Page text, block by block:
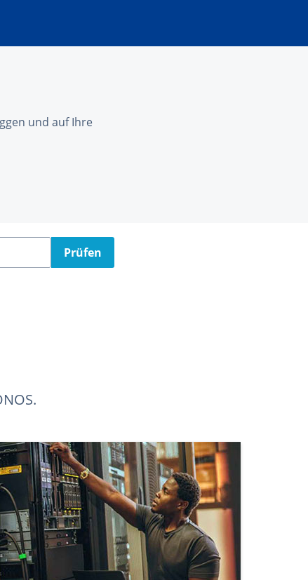
und auf Ihre
Prüfen